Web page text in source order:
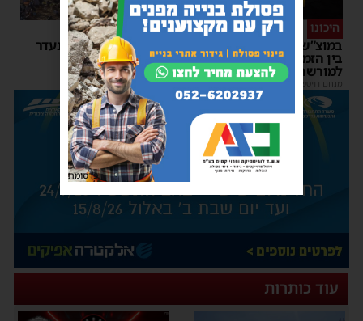
היכונו
במוצ”ש הקרוב: מופע סיום
בין הזמנים של 'המרכז
למורשת' ו'מהות'
מנחם דויטש 11:01
סוף טוב
אותר בחור הישיבה שנעדר
בחוף הנפרד באשדוד
מנחם דויטש |
22:08 | 3 תגובות
עוד כותרות
פרסומת